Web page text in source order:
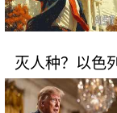
灭人种？以色